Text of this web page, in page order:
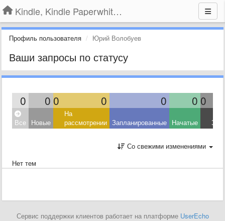
Kindle, Kindle Paperwhite, Kindle Voyage
Профиль пользователя Юрий Волобуев
Ваши запросы по статусу
0 0 0 0 0 0 0
Все Новые
На
рассмотрении Запланированные Начатые
Со свежими изменениями
Нет тем
Сервис поддержки клиентов работает на платформе UserEcho